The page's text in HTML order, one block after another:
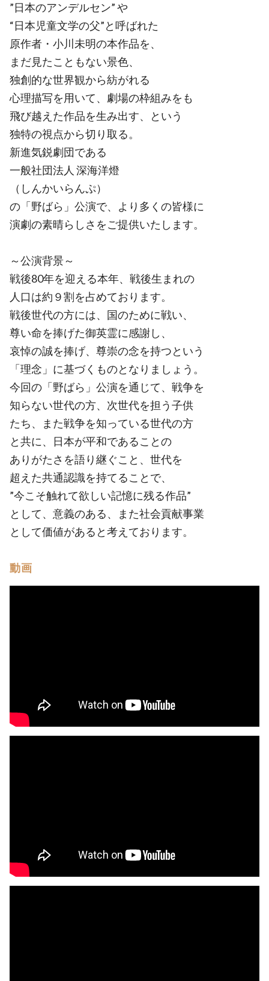
”日本のアンデルセン” や
“日本児童文学の父”と呼ばれた
原作者・小川未明の本作品を、
まだ見たこともない景色、
独創的な世界観から紡がれる
心理描写を用いて、劇場の枠組みをも
飛び越えた作品を生み出す、という
独特の視点から切り取る。
新進気鋭劇団である
一般社団法人 深海洋燈
（しんかいらんぷ）
の「野ばら」公演で、より多くの皆様に
演劇の素晴らしさをご提供いたします。
～公演背景～
戦後80年を迎える本年、戦後生まれの
人口は約９割を占めております。
戦後世代の方には、国のために戦い、
尊い命を捧げた御英霊に感謝し、
哀悼の誠を捧げ、尊崇の念を持つという
「理念」に基づくものとなりましょう。
今回の「野ばら」公演を通じて、戦争を
知らない世代の方、次世代を担う子供
たち、また戦争を知っている世代の方
と共に、日本が平和であることの
ありがたさを語り継ぐこと、世代を
超えた共通認識を持てることで、
”今こそ触れて欲しい記憶に残る作品”
として、意義のある、また社会貢献事業
として価値があると考えております。
動画